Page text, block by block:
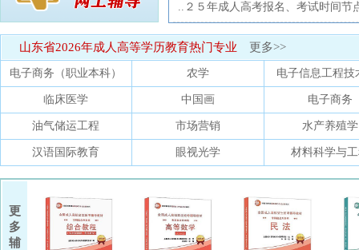
..２５年成人高考报名、考试时间节
山东省2026年成人高等学历教育热门专业 更多>>
电子商务（职业本科） 农学 电子信息工程技
临床医学 中国画 电子商务
油气储运工程 市场营销 水产养殖学
汉语国际教育 眼视光学 材料科学与
更
多
辅